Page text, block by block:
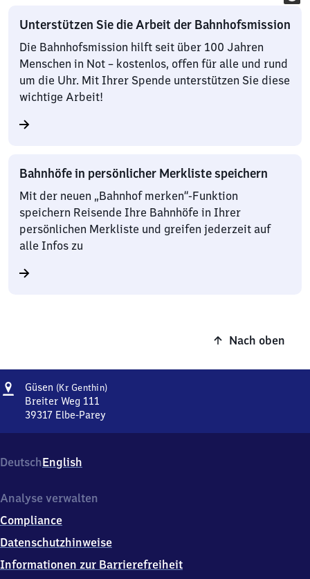
Unterstützen Sie die Arbeit der Bahnhofsmission
Die Bahnhofsmission hilft seit über 100 Jahren
Menschen in Not – kostenlos, offen für alle und rund
um die Uhr. Mit Ihrer Spende unterstützen Sie diese
wichtige Arbeit!
Bahnhöfe in persönlicher Merkliste speichern
Mit der neuen „Bahnhof merken“-Funktion
speichern Reisende Ihre Bahnhöfe in Ihrer
persönlichen Merkliste und greifen jederzeit auf
alle Infos zu
Nach oben
Adresse
Güsen (Kr Genthin)Güsen
Breiter Weg 111
39317 Elbe-Parey
Genthin),
Breiter
111,
9
3
7
DeutschEnglish
Analyse verwalten
Compliance
Datenschutzhinweise
Informationen zur Barrierefreiheit